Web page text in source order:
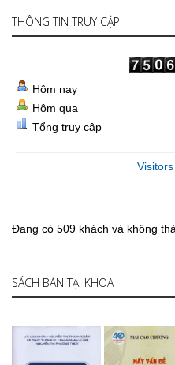
THÔNG TIN TRUY CẬP
Hôm nay
Hôm qua
Tổng truy cập
Đang có 509 khách và không
SÁCH BÁN TẠI KHOA